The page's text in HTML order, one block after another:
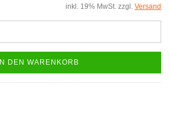
inkl. 19% MwSt. zzgl. Versand
IN DEN WARENKORB